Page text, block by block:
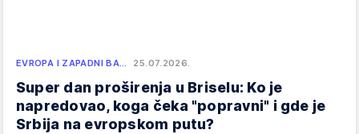
EVROPA I ZAPADNI BA… 25.07.2026.
Super dan proširenja u Briselu: Ko je
napredovao, koga čeka "popravni" i gde je
Srbija na evropskom putu?